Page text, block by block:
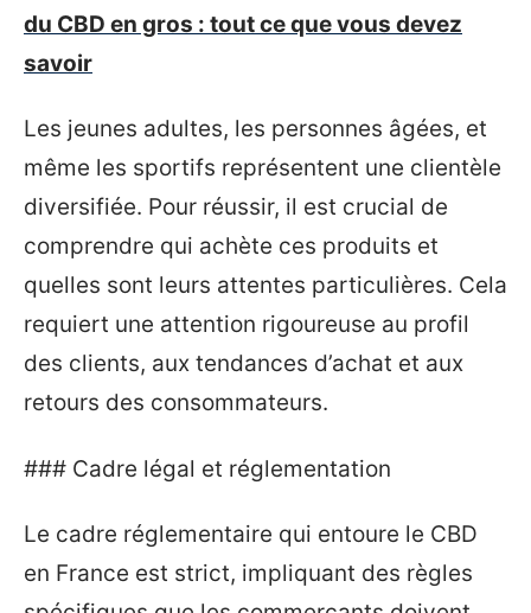
du CBD en gros : tout ce que vous devez
savoir
Les jeunes adultes, les personnes âgées, et
même les sportifs représentent une clientèle
diversifiée. Pour réussir, il est crucial de
comprendre qui achète ces produits et
quelles sont leurs attentes particulières. Cela
requiert une attention rigoureuse au profil
des clients, aux tendances d’achat et aux
retours des consommateurs.
### Cadre légal et réglementation
Le cadre réglementaire qui entoure le CBD
en France est strict, impliquant des règles